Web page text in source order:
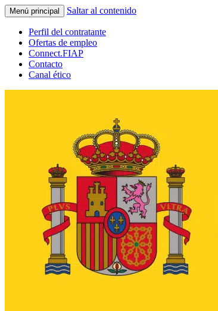
Menú principal Saltar al contenido
Perfil del contratante
Ofertas de empleo
Connect.FIAP
Contacto
Canal ético